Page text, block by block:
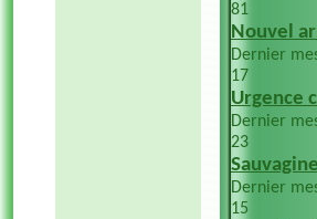
81
Nouvel
Dernier
17
Urgence
Dernier
23
Dernier
15